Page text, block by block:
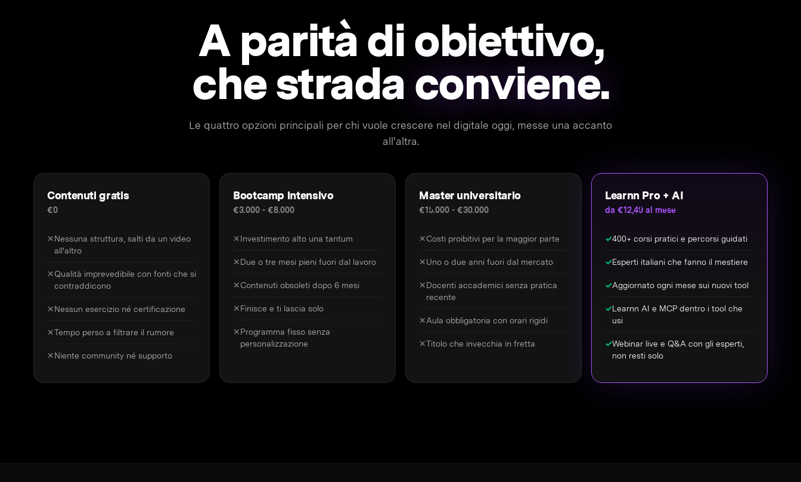
A parità di obiettivo,
che strada conviene.
Le quattro opzioni principali per chi vuole crescere nel digitale oggi, messe una accanto
all'altra.
Contenuti gratis
€0
✕Nessuna struttura, salti da un video
all'altro
✕Qualità imprevedibile con fonti che si
contraddicono
✕Nessun esercizio né certificazione
✕Tempo perso a filtrare il rumore
✕Niente community né supporto
Bootcamp intensivo
€3.000 - €8.000
✕Investimento alto una tantum
✕Due o tre mesi pieni fuori dal lavoro
✕Contenuti obsoleti dopo 6 mesi
✕Finisce e ti lascia solo
✕Programma fisso senza
personalizzazione
Master universitario
€15.000 - €30.000
✕Costi proibitivi per la maggior parte
✕Uno o due anni fuori dal mercato
✕Docenti accademici senza pratica
recente
✕Aula obbligatoria con orari rigidi
✕Titolo che invecchia in fretta
Learnn Pro + AI
da €12,49 al mese
✓400+ corsi pratici e percorsi guidati
✓Esperti italiani che fanno il mestiere
✓Aggiornato ogni mese sui nuovi tool
✓Learnn AI e MCP dentro i tool che
usi
✓Webinar live e Q&A con gli esperti,
non resti solo